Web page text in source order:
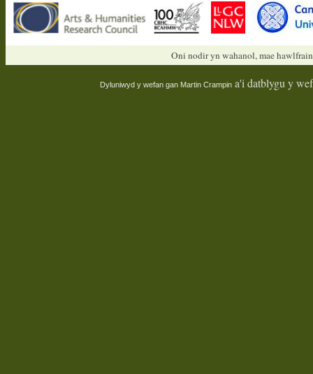
Oni nodir yn wahanol, mae
Dyluniwyd y wefan gan Martin Crampin a'i datblygu y